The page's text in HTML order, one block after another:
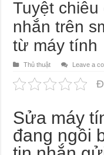
Tuyệt
nhắn trên
từ máy tính
Thủ thuật Leave a
Sửa máy
đang ngồi